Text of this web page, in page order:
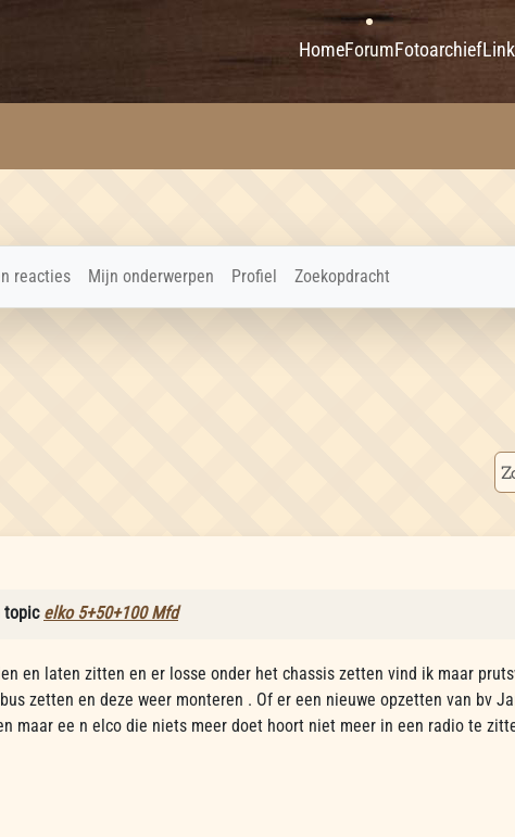
HomeForumFotoarchief
reacties Mijn onderwerpen Profiel Zoekopdracht
elko 5+50+100 Mfd
en laten zitten en er losse onder het chassis zetten vind ik maar
zetten en deze weer monteren . Of er een nieuwe opzetten van bv
maar ee n elco die niets meer doet hoort niet meer in een radio te